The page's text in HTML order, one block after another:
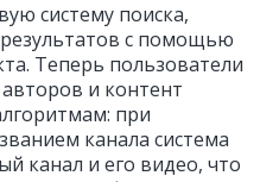
систему поиска,
с помощью
Теперь пользователи
и контент
при
канала система
канал и его видео, что